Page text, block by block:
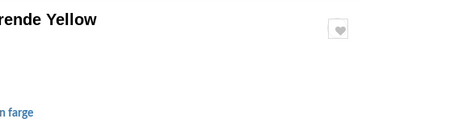
Yellow
farge